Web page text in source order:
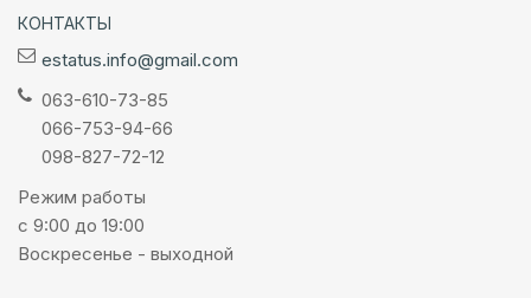
КОНТАКТЫ
estatus.info@gmail.com
063-610-73-85
066-753-94-66
098-827-72-12
Режим работы
с 9:00 до 19:00
Воскресенье - выходной